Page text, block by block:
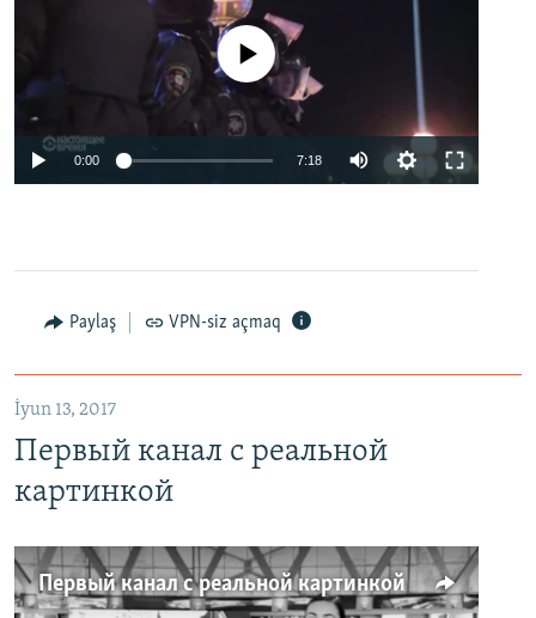
No media source currently available
0:00 7:18
Paylaş VPN-siz açmaq
İyun 13, 2017
Первый канал с реальной
картинкой
Первый канал с реальной картинкой